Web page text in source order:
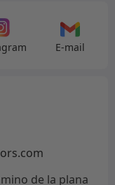
E-mail
de la plana